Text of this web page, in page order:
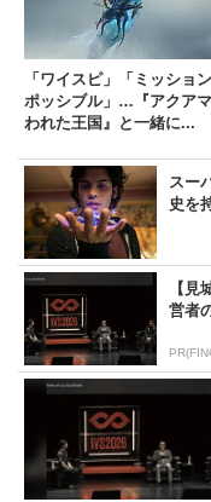
「ワイスピ」「ミッショ
ポッシブル」…『アクア
われた王国』と一緒に...
スー
史を
【
営者